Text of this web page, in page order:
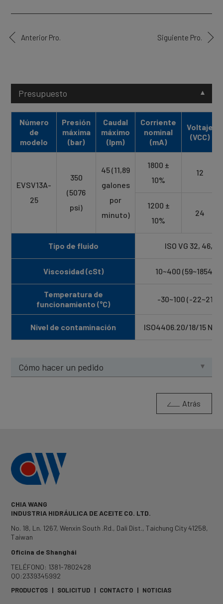
Anterior Pro. Siguiente Pro.
Presupuesto
Número
de
modelo
Presión
máxima
(bar)
Caudal
máximo
(lpm)
Corriente
nominal
(mA)
Voltaje
(VCC)
EVSV13A-
25
350
(5076
psi)
45 (11,89
galones
por
minuto)
1800 ±
10%
12
1200 ±
10%
24
Tipo de fluido ISO VG 32, 46, 68
Viscosidad (cSt) 10~400 (59~1854
Temperatura de
funcionamiento (°C)
-30~100 (-22~212
Nivel de contaminación ISO4406.20/18/15
Cómo hacer un pedido
Atrás
CHIA WANG
INDUSTRIA HIDRÁULICA DE ACEITE CO. LTD.
No. 18, Ln. 1267, Wenxin South .Rd., Dali Dist.,Taichung City41258,
Taiwan
Oficina de Shanghái
TELÉFONO: 1381-7802428
QQ:2339345992
PRODUCTOS | SOLICITUD | CONTACTO | NOTICIAS